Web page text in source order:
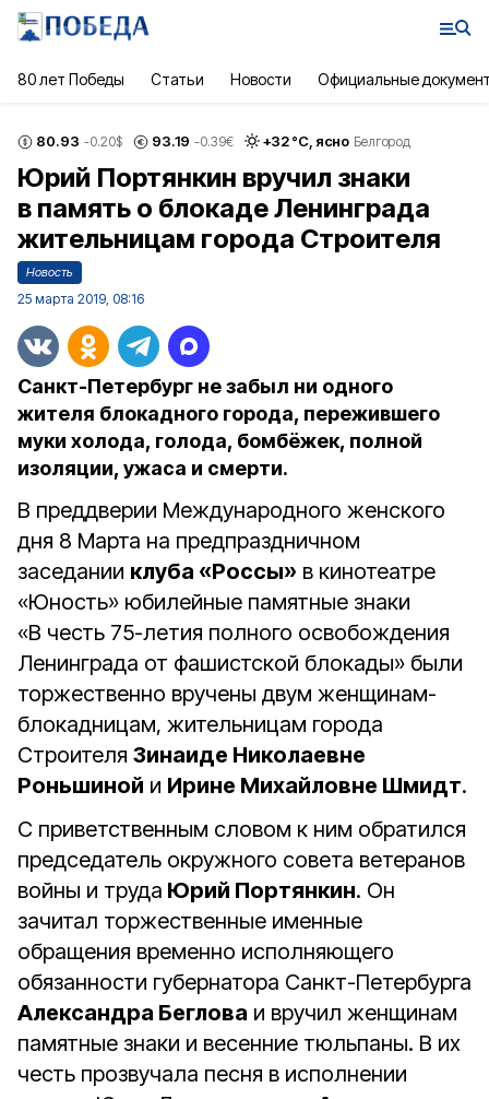
80 лет Победы Статьи Новости Официальные
80.93 -0.20$ 93.19 -0.39€ +32°С, ясно Белгород
Юрий Портянкин вручил знаки
в память о блокаде Ленинграда
жительницам города Строителя
Новость
25 марта 2019, 08:16
Санкт-Петербург не забыл ни одного
жителя блокадного города, пережившего
муки холода, голода, бомбёжек, полной
изоляции, ужаса и смерти.
В преддверии Международного женского
дня 8 Марта на предпраздничном
заседании клуба «Россы» в кинотеатре
«Юность» юбилейные памятные знаки
«В честь 75-летия полного освобождения
Ленинграда от фашистской блокады» были
торжественно вручены двум женщинам-
блокадницам, жительницам города
Строителя Зинаиде Николаевне
Роньшиной и Ирине Михайловне Шмидт.
С приветственным словом к ним обратился
председатель окружного совета ветеранов
войны и труда Юрий Портянкин. Он
зачитал торжественные именные
обращения временно исполняющего
обязанности губернатора Санкт-Петербурга
Александра Беглова и вручил женщинам
памятные знаки и весенние тюльпаны. В их
честь прозвучала песня в исполнении